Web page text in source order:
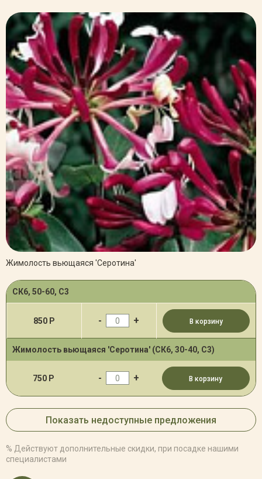
Жимолость вьющаяся 'Серотина'
СК6, 50-60, С3
850 Р - + В корзину
Жимолость вьющаяся 'Серотина' (СК6, 30-40, С3)
750 Р - + В корзину
Показать недоступные предложения
% Действуют дополнительные скидки, при посадке нашими
специалистами